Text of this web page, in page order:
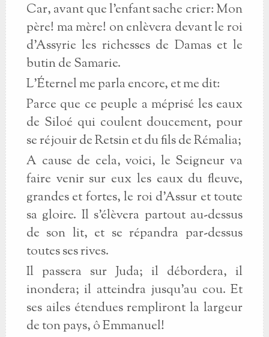
Car, avant que l'enfant sache crier: Mon
père! ma mère! on enlèvera devant le roi
d'Assyrie les richesses de Damas et le
butin de Samarie.
L'Éternel me parla encore, et me dit:
Parce que ce peuple a méprisé les eaux
de Siloé qui coulent doucement, pour
se réjouir de Retsin et du fils de Rémalia;
A cause de cela, voici, le Seigneur va
faire venir sur eux les eaux du fleuve,
grandes et fortes, le roi d'Assur et toute
sa gloire. Il s'élèvera partout au-dessus
de son lit, et se répandra par-dessus
toutes ses rives.
Il passera sur Juda; il débordera, il
inondera; il atteindra jusqu'au cou. Et
ses ailes étendues rempliront la largeur
de ton pays, ô Emmanuel!